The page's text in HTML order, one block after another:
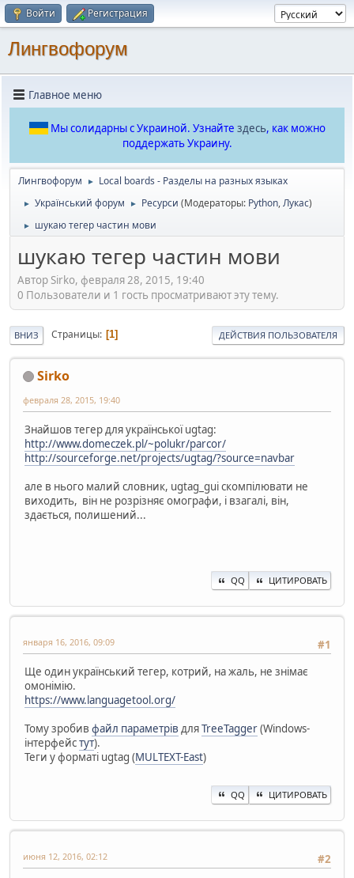
Войти Регистрация
Лингвофорум
Главное меню
Мы солидарны с Украиной. Узнайте здесь, как можно
поддержать Украину.
Лингвофорум ► Local boards - Разделы на разных языках
► Український форум ► Ресурси (Модераторы: Python,Лукас)
► шукаю тегер частин мови
шукаю тегер частин мови
Автор Sirko, февраля 28, 2015, 19:40
0 Пользователи и 1 гость просматривают эту тему.
ВНИЗ Страницы 1 ДЕЙСТВИЯ ПОЛЬЗОВАТЕЛЯ
Sirko
февраля 28, 2015, 19:40
Знайшов тегер для української ugtag:
http://www.domeczek.pl/~polukr/parcor/
http://sourceforge.net/projects/ugtag/?source=navbar
але в нього малий словник, ugtag_gui скомпілювати не
виходить, він не розрізняє омографи, і взагалі, він,
здається, полишений...
QQ ЦИТИРОВАТЬ
#1
января 16, 2016, 09:09
Ще один український тегер, котрий, на жаль, не знімає
омонімію.
https://www.languagetool.org/
Тому зробив файл параметрів дляTreeTagger(Windows-
інтерфейстут).
Теги у форматі ugtag (MULTEXT-East)
QQ ЦИТИРОВАТЬ
#2
июня 12, 2016, 02:12